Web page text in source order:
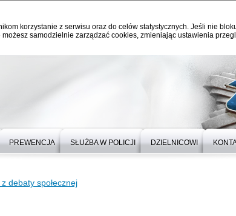
korzystanie z serwisu oraz do celów statystycznych. Jeśli nie
samodzielnie zarządzać cookies, zmieniając ustawienia
PREWENCJA SŁUŻBA W POLICJI DZIELNICOWI
debaty społecznej